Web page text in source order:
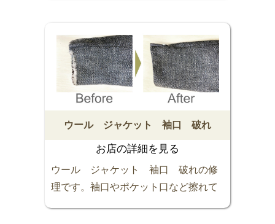
えば一見すると修理したところが分か
りにくく修復することが可能です。 サ
ッパリきれいになりました。お困りご
とご相談ください。スッキリ解決しま
ウール ジャケット 袖口 破れ
お店の詳細を見る
ウール ジャケット 袖口 破れの修
理です。袖口やポケット口など擦れて